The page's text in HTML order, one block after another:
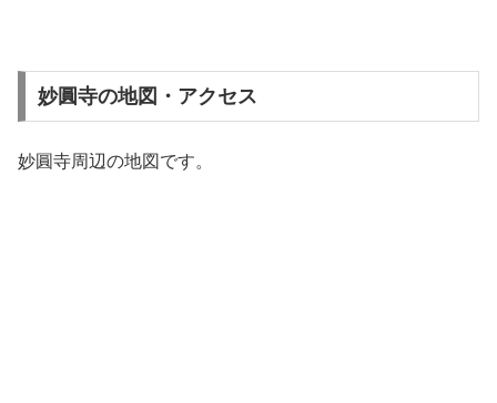
妙圓寺の地図・アクセス
妙圓寺周辺の地図です。